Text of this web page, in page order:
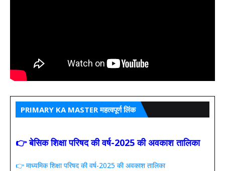
PRIMARY KA MASTER महत्वपूर्ण लिंक
👉 बेसिक शिक्षा परिषद की वर्ष-2025 की अवकाश तालिका
👉 माध्यमिक शिक्षा परिषद की वर्ष-2025 की अवकाश तालिका